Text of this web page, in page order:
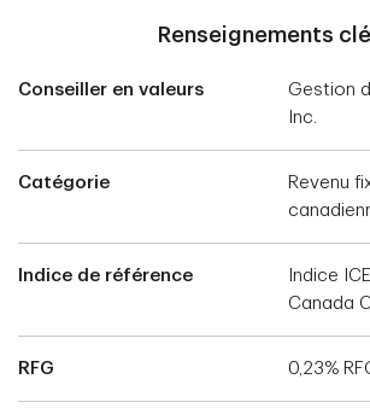
Renseignements
Conseiller en valeurs
Gestion
Inc.
Catégorie
Revenu
Indice de référence
Indice
Canada
RFG 0,23%